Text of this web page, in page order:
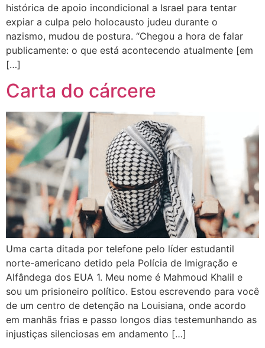
histórica de apoio incondicional a Israel para tentar
expiar a culpa pelo holocausto judeu durante o
nazismo, mudou de postura. “Chegou a hora de falar
publicamente: o que está acontecendo atualmente [em
[…]
Carta do cárcere
Uma carta ditada por telefone pelo líder estudantil
norte-americano detido pela Polícia de Imigração e
Alfândega dos EUA 1. Meu nome é Mahmoud Khalil e
sou um prisioneiro político. Estou escrevendo para você
de um centro de detenção na Louisiana, onde acordo
em manhãs frias e passo longos dias testemunhando as
injustiças silenciosas em andamento […]